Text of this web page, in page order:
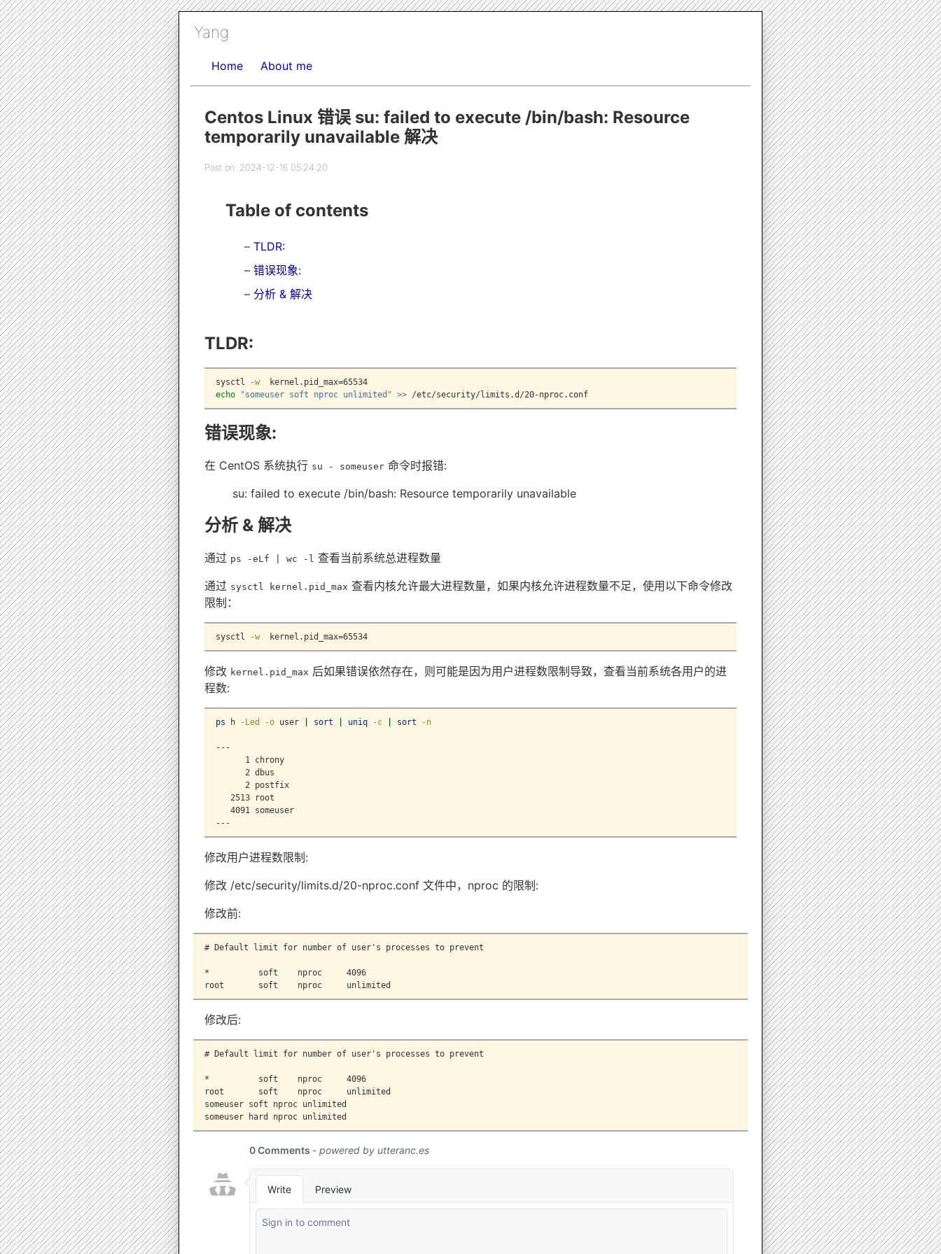
Yang
Home About me
Centos Linux 错误 su: failed to execute /bin/bash: Resource
temporarily unavailable 解决
Post on: 2024-12-16 05:24:20
Table of contents
TLDR:
错误现象:
分析 & 解决
TLDR:
sysctl -w
  kernel.pid_max=65534
echo
"someuser soft nproc unlimited" >> /etc/security/limits.d/20-nproc.conf
错误现象:
在 CentOS 系统执行 su - someuser 命令时报错:
su: failed to execute /bin/bash: Resource temporarily unavailable
分析 & 解决
通过 ps -eLf | wc -l 查看当前系统总进程数量
通过 sysctl kernel.pid_max 查看内核允许最大进程数量，如果内核允许进程数量不足，使用以下命令修改
限制：
sysctl -w
  kernel.pid_max=65534
修改 kernel.pid_max 后如果错误依然存在，则可能是因为用户进程数限制导致，查看当前系统各用户的进
程数:
ps h -Led -o user sort uniq -c sort -n
---
1 chrony
2 dbus
2 postfix
2513 root
4091 someuser
---
修改用户进程数限制:
修改 /etc/security/limits.d/20-nproc.conf 文件中，nproc 的限制:
修改前:
# Default limit for number of user's processes to prevent
*          soft    nproc     4096
root       soft    nproc     unlimited
修改后:
# Default limit for number of user's processes to prevent
*          soft    nproc     4096
root       soft    nproc     unlimited
someuser soft nproc unlimited
someuser hard nproc unlimited